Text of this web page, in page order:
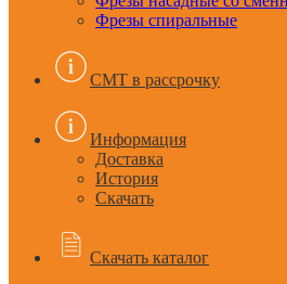
Фрезы спиральные
CMT в рассрочку
Информация
Доставка
История
Скачать
Скачать каталог